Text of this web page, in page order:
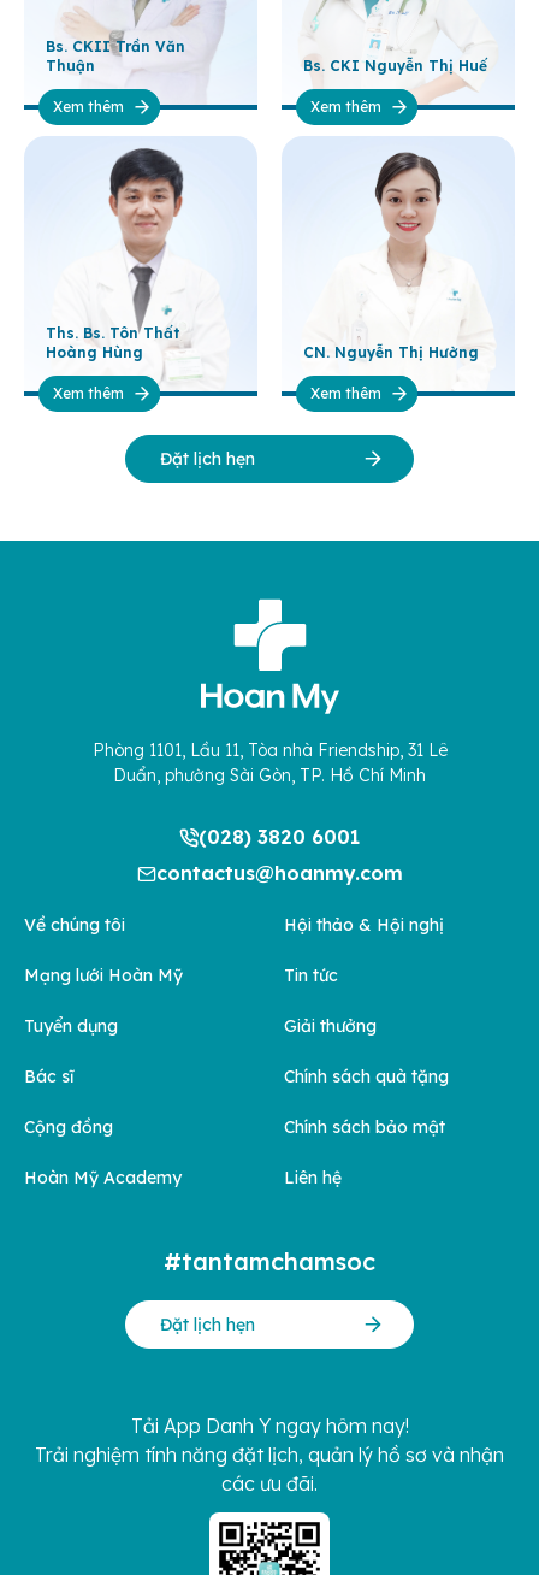
Bs. CKII Trần Văn
Thuận
Xem thêm
Ths. Bs. Tôn Thất
Hoàng Hùng
Xem thêm
Bs. CKI Nguyễn Thị Huế
Xem thêm
CN. Nguyễn Thị Hường
Xem thêm
Đặt lịch hẹn
Phòng 1101, Lầu 11, Tòa nhà Friendship, 31 Lê
Duẩn, phường Sài Gòn, TP. Hồ Chí Minh
(028) 3820 6001
contactus@hoanmy.com
Về chúng tôi
Mạng lưới Hoàn Mỹ
Tuyển dụng
Bác sĩ
Cộng đồng
Hoàn Mỹ Academy
Hội thảo & Hội nghị
Tin tức
Giải thưởng
Chính sách quà tặng
Chính sách bảo mật
Liên hệ
#tantamchamsoc
Đặt lịch hẹn
Tải App Danh Y ngay hôm nay!
Trải nghiệm tính năng đặt lịch, quản lý hồ sơ và nhận
các ưu đãi.